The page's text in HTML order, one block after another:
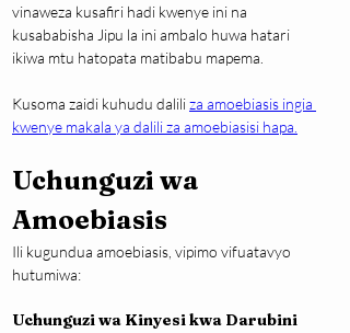
vinaweza kusafiri hadi kwenye ini na
kusababisha Jipu la ini ambalo huwa hatari
ikiwa mtu hatopata matibabu mapema.
Kusoma zaidi kuhudu dalili za amoebiasis ingia
kwenye makala ya dalili za amoebiasisi hapa.
Uchunguzi wa
Amoebiasis
Ili kugundua amoebiasis, vipimo vifuatavyo
hutumiwa:
Uchunguzi wa Kinyesi kwa Darubini